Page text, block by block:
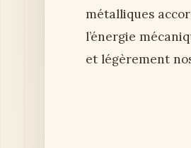
métalliques
l’énergie
et légèrement